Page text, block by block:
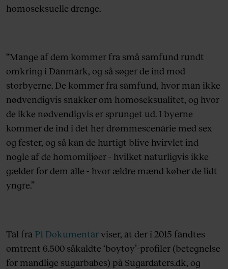
homoseksuelle drenge.
“Mange af dem kommer fra små samfund rundt
omkring i Danmark, og så søger de ind mod
storbyerne. De kommer fra samfund, hvor man ikke
nødvendigvis snakker om homoseksualitet, og hvor
de ikke nødvendigvis er sprunget ud. I byerne
kommer de ind i det her drømmescenarie med sex
og fester, og så kan de hurtigt blive hvirvlet ind
nogle af de homomiljøer - hvilket naturligvis ikke
gælder for dem alle - hvor ældre mænd køber de lidt
yngre.”
Tal fra P1 Dokumentarviser, at der i 2015 fandtes
omtrent 6.500 såkaldte ‘boytoy’-profiler (betegnelse
for mandlige sugarbabes) på Sugardaters.dk, og